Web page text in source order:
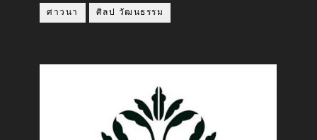
ศาวนา ศิลป วัฒนธรรม